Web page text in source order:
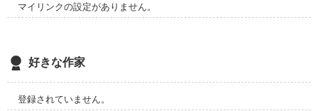
マイリンクの設定がありません。
好きな作家
登録されていません。